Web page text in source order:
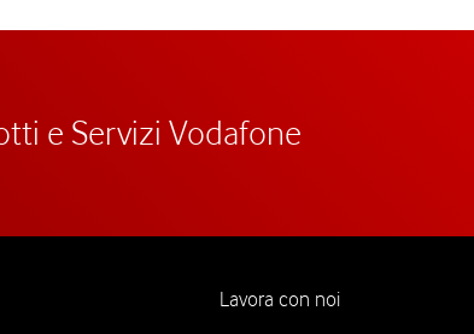
e Servizi Vodafone
Lavora con noi